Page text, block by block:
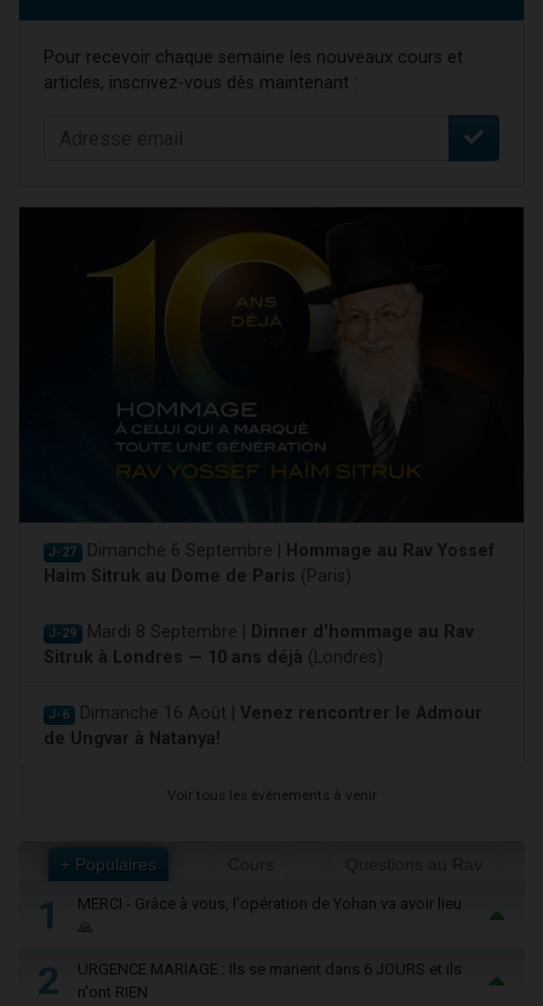
Pour recevoir chaque semaine les nouveaux cours et
articles, inscrivez-vous dès maintenant :
J-27 Dimanche 6 Septembre |
Hommage au Rav Yossef
Haim Sitruk au Dome de Paris (Paris)
J-29 Mardi 8 Septembre |
Dinner d'hommage au Rav
Sitruk à Londres — 10 ans déjà (Londres)
J-6 Dimanche 16 Août | Venez rencontrer le Admour
de Ungvar à Natanya!
Voir tous les événements à venir
+ Populaires
1
MERCI - Grâce à vous, l'opération de Yohan va avoir lieu
🙏
2
URGENCE MARIAGE : Ils se marient dans 6 JOURS et ils
n'ont RIEN